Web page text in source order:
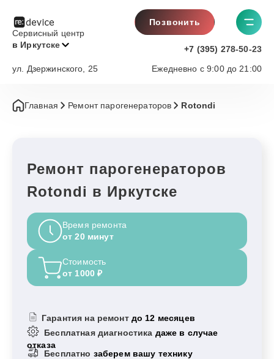
Сервисный центр
в Иркутске
Позвонить
+7 (395) 278-50-23
Ежедневно с 9:00 до 21:00
ул. Дзержинского, 25
Главная Ремонт парогенераторов Rotondi
Ремонт парогенераторов
Rotondi в Иркутске
Время ремонта
от 20 минут
Стоимость
от 1000 ₽
Гарантия на ремонт до 12 месяцев
Бесплатная диагностика даже в случае
отказа
Бесплатно заберем вашу технику